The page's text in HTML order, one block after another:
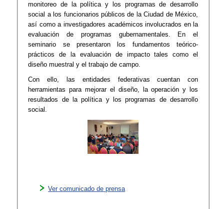
monitoreo de la política y los programas de desarrollo
social a los funcionarios públicos de la Ciudad de México​,
así como a investigadores académicos involucrados en la
evaluación de programas gubernamentales. En el
seminario se presentaron los fundamentos teórico-
prácticos de la evaluación de impacto tales como el
diseño muestral y el trabajo de campo.
Con ello, las entidades federativas cuentan con
herramientas para mejorar el diseño, la operación y los
resultados de la política y los programas de desarrollo
social.
Ver comunicado de prensa